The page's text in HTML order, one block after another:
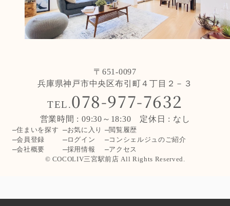
〒651-0097
兵庫県神戸市中央区布引町４丁目２－３
TEL.078-977-7632
営業時間 : 09:30～18:30 定休日 : なし
住まいを探す お気に入り
閲覧履歴
会員登録
ログイン
コンシェルジュのご紹介
会社概要
採用情報
アクセス
© COCOLIV三宮駅前店 All Rights Reserved.